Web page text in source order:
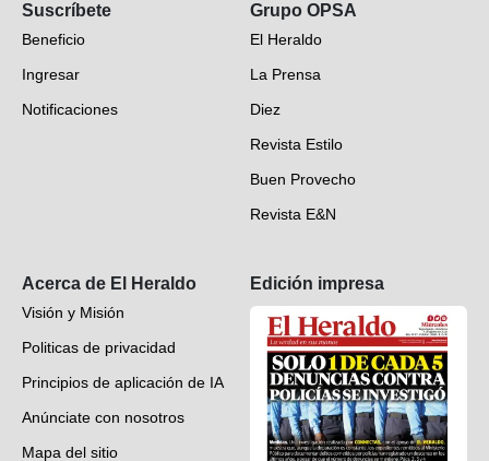
EH Verifica
Fotogalerías
Deportes
Videos
Suscríbete
Beneficio
Ingresar
Notificaciones
Grupo OPSA
El Heraldo
La Prensa
Diez
Revista Estilo
Buen Provecho
Revista E&N
Acerca de El Heraldo
Visión y Misión
Politicas de privacidad
Principios de aplicación de IA
Anúnciate con nosotros
Mapa del sitio
Edición impresa